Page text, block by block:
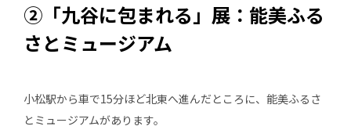
②「九谷に包まれる」展：能美ふる
さとミュージアム
小松駅から車で15分ほど北東へ進んだところに、能美ふるさ
とミュージアムがあります。